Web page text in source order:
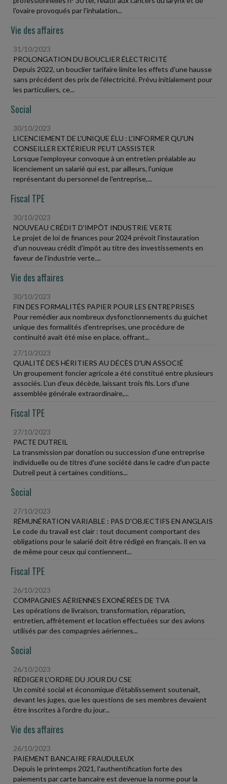
l'ovaire provoqués par l'inhalation...
Vie des affaires
31/10/2023
PROLONGATION DU BOUCLIER ÉLECTRICITÉ
Depuis 2022, un bouclier tarifaire limite les effets d'une hausse
sans précédent des prix de l'électricité. Prévu initialement pour
les particuliers, ce...
Social
30/10/2023
LICENCIEMENT DE L'UNIQUE ÉLU : L'INFORMER QU'UN
CONSEILLER EXTÉRIEUR PEUT L'ASSISTER
Lorsque l'employeur convoque à un entretien préalable au
licenciement un salarié qui est, par ailleurs, l'unique
représentant du personnel de l'entreprise,...
Fiscal TPE
30/10/2023
NOUVEAU CRÉDIT D'IMPÔT INDUSTRIE VERTE
Le projet de loi de finances pour 2024 prévoit l'instauration
d'un nouveau crédit d'impôt au titre des investissements en
faveur de l'industrie verte....
Vie des affaires
30/10/2023
FIN DES FORMALITÉS PAPIER POUR LES ENTREPRISES
Pour remédier aux nombreux dysfonctionnements du guichet
unique des formalités d'entreprises, une procédure de
continuité avait été mise en place, offrant...
27/10/2023
QUALITÉ DES HÉRITIERS AU DÉCÈS D'UN ASSOCIÉ
Un groupement foncier agricole a été constitué entre plusieurs
associés. L'un d'eux décède, laissant trois fils. Lors d'une
assemblée générale extraordinaire,...
Fiscal TPE
27/10/2023
PACTE DUTREIL
La transmission par donation ou succession d'une entreprise
individuelle ou de titres d'une société dans le cadre d'un pacte
Dutreil peut à certaines conditions...
Social
27/10/2023
RÉMUNÉRATION VARIABLE : PAS D'OBJECTIFS EN ANGLAIS
Le code du travail est clair : tout document comportant des
obligations pour le salarié doit être rédigé en français. Il en va
de même pour ceux qui contiennent...
Fiscal TPE
26/10/2023
COMPAGNIES AÉRIENNES EXONÉRÉES DE TVA
Les opérations de livraison, transformation, réparation,
entretien, affrètement et location effectuées sur des avions
utilisés par des compagnies aériennes...
Social
26/10/2023
RÉDIGER L'ORDRE DU JOUR DU CSE
Un comité social et économique d'établissement soutenait,
devant les juges, que les questions de ses membres devaient
être inscrites à l'ordre du jour...
Vie des affaires
26/10/2023
PAIEMENT BANCAIRE FRAUDULEUX
Depuis le printemps 2021, l'authentification forte des
paiements par carte bancaire est devenue la norme pour la